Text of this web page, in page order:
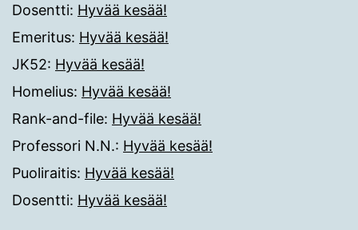
Dosentti: Hyvää kesää!
Emeritus: Hyvää kesää!
JK52: Hyvää kesää!
Homelius: Hyvää kesää!
Rank-and-file: Hyvää kesää!
Professori N.N.: Hyvää kesää!
Puoliraitis: Hyvää kesää!
Dosentti: Hyvää kesää!